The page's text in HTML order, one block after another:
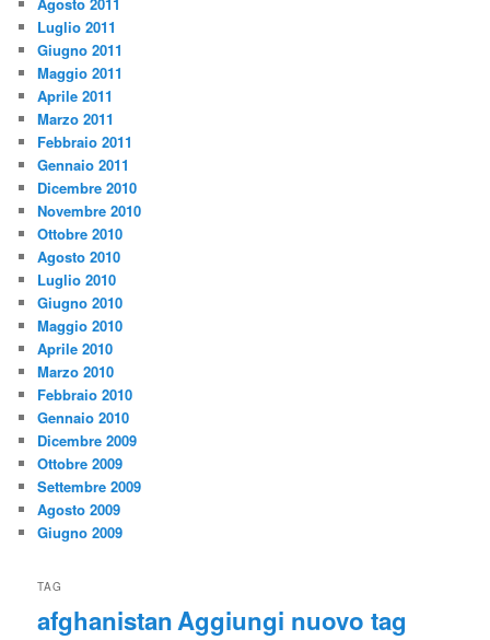
Luglio 2011
Giugno 2011
Maggio 2011
Aprile 2011
Marzo 2011
Febbraio 2011
Gennaio 2011
Dicembre 2010
Novembre 2010
Ottobre 2010
Agosto 2010
Luglio 2010
Giugno 2010
Maggio 2010
Aprile 2010
Marzo 2010
Febbraio 2010
Gennaio 2010
Dicembre 2009
Ottobre 2009
Settembre 2009
Agosto 2009
Giugno 2009
TAG
afghanistanAggiungi nuovo tag